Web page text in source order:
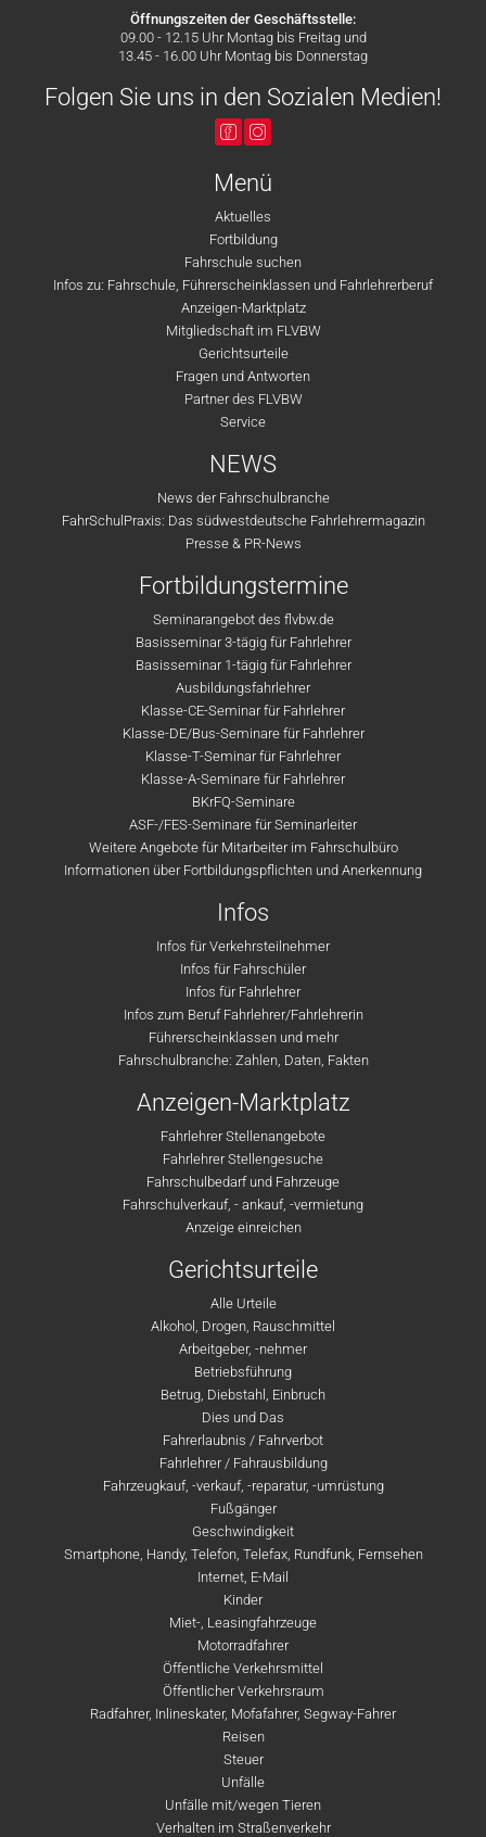
Öffnungszeiten der Geschäftsstelle:
09.00 - 12.15 Uhr Montag bis Freitag und
13.45 - 16.00 Uhr Montag bis Donnerstag
Folgen Sie uns in den Sozialen Medien!
Menü
Aktuelles
Fortbildung
Fahrschule suchen
Infos zu: Fahrschule, Führerscheinklassen und Fahrlehrerberuf
Anzeigen-Marktplatz
Mitgliedschaft im FLVBW
Gerichtsurteile
Fragen und Antworten
Partner des FLVBW
Service
NEWS
News der Fahrschulbranche
FahrSchulPraxis: Das südwestdeutsche Fahrlehrermagazin
Presse & PR-News
Fortbildungstermine
Seminarangebot des flvbw.de
Basisseminar 3-tägig für Fahrlehrer
Basisseminar 1-tägig für Fahrlehrer
Ausbildungsfahrlehrer
Klasse-CE-Seminar für Fahrlehrer
Klasse-DE/Bus-Seminare für Fahrlehrer
Klasse-T-Seminar für Fahrlehrer
Klasse-A-Seminare für Fahrlehrer
BKrFQ-Seminare
ASF-/FES-Seminare für Seminarleiter
Weitere Angebote für Mitarbeiter im Fahrschulbüro
Informationen über Fortbildungspflichten und Anerkennung
Infos
Infos für Verkehrsteilnehmer
Infos für Fahrschüler
Infos für Fahrlehrer
Infos zum Beruf Fahrlehrer/Fahrlehrerin
Führerscheinklassen und mehr
Fahrschulbranche: Zahlen, Daten, Fakten
Anzeigen-Marktplatz
Fahrlehrer Stellenangebote
Fahrlehrer Stellengesuche
Fahrschulbedarf und Fahrzeuge
Fahrschulverkauf, - ankauf, -vermietung
Anzeige einreichen
Gerichtsurteile
Alle Urteile
Alkohol, Drogen, Rauschmittel
Arbeitgeber, -nehmer
Betriebsführung
Betrug, Diebstahl, Einbruch
Dies und Das
Fahrerlaubnis / Fahrverbot
Fahrlehrer / Fahrausbildung
Fahrzeugkauf, -verkauf, -reparatur, -umrüstung
Fußgänger
Geschwindigkeit
Smartphone, Handy, Telefon, Telefax, Rundfunk, Fernsehen
Internet, E-Mail
Kinder
Miet-, Leasingfahrzeuge
Motorradfahrer
Öffentliche Verkehrsmittel
Öffentlicher Verkehrsraum
Radfahrer, Inlineskater, Mofafahrer, Segway-Fahrer
Reisen
Steuer
Unfälle
Unfälle mit/wegen Tieren
Verhalten im Straßenverkehr